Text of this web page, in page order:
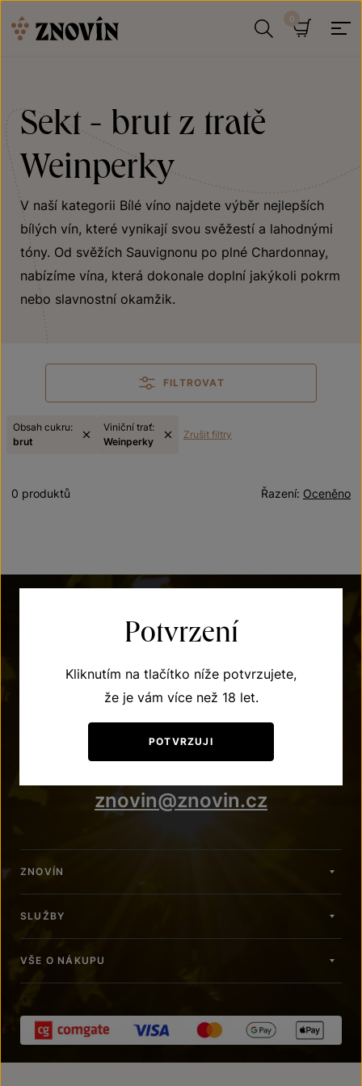
Sekt - brut z tratě
Weinperky
V naší kategorii Bílé víno najdete výběr nejlepších
bílých vín, které vynikají svou svěžestí a lahodnými
tóny. Od svěžích Sauvignonu po plné Chardonnay,
nabízíme vína, která dokonale doplní jakýkoli pokrm
nebo slavnostní okamžik.
FILTROVAT
Obsah cukru:
brut
Viniční trať:
Weinperky
Zrušit filtry
Oceněno
Řazení:
0 produktů
POTŘEBUJETE PORADIT?
+420 515 266 620
znovin@znovin.cz
ZNOVÍN
SLUŽBY
VŠE O NÁKUPU
Potvrzení
Kliknutím na tlačítko níže potvrzujete,
že je vám více než 18 let.
POTVRZUJI